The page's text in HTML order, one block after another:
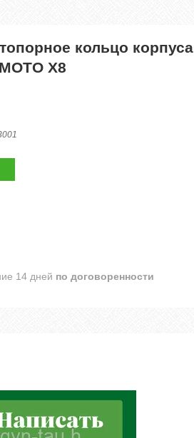
кольцо корпуса
X8
14 дней по договоренности